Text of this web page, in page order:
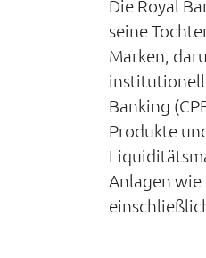
Die Royal
seine
Marken,
Banking
Produkte
Anlagen